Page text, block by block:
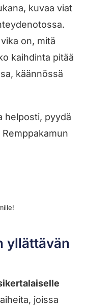
kuvaa viat
on, mitä
kaihdinta pitää
käännössä
helposti, pyydä
yllättävän
joissa